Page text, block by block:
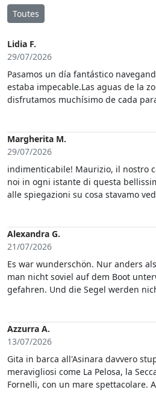
Toutes
Lidia F.
29/07/2026
Pasamos un día fantástico
estaba impecable.Las aguas de la
disfrutamos muchísimo de cada
Giorgio, el capitán: fantástico,
excelente cocinero. Nos explicaba
sentir como en casa. El resto del
mayoría eran de Florencia y, aunque
lo entendía todo muy bien
Grazie mille!
Margherita M.
29/07/2026
indimenticabile! Maurizio, il nostro
noi in ogni istante di questa
alle spiegazioni su cosa stavamo
tantissimi affettati e formaggi
finire, dal racconto della sua stessa
incontrare una persona così
grazie per questa meravigliosa
dimenticheremo facilmente!
Alexandra G.
21/07/2026
Es war wunderschön. Nur anders
man nicht soviel auf dem Boot
gefahren. Und die Segel werden
nur mit Motor betrieben. Wir
Der erste stop auf der Insel um ein
war jetzt nicht unser Fall, schade
waren. Auch war die Tour nur 6
das Essen war fantastisch.
Azzurra A.
13/07/2026
Gita in barca all'Asinara davvero
meravigliosi come La Pelosa, la
Fornelli, con un mare spettacolare.